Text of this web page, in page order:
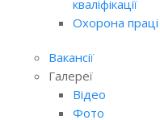
кваліфікації
Охорона праці
Вакансії
Галереї
Відео
Фото